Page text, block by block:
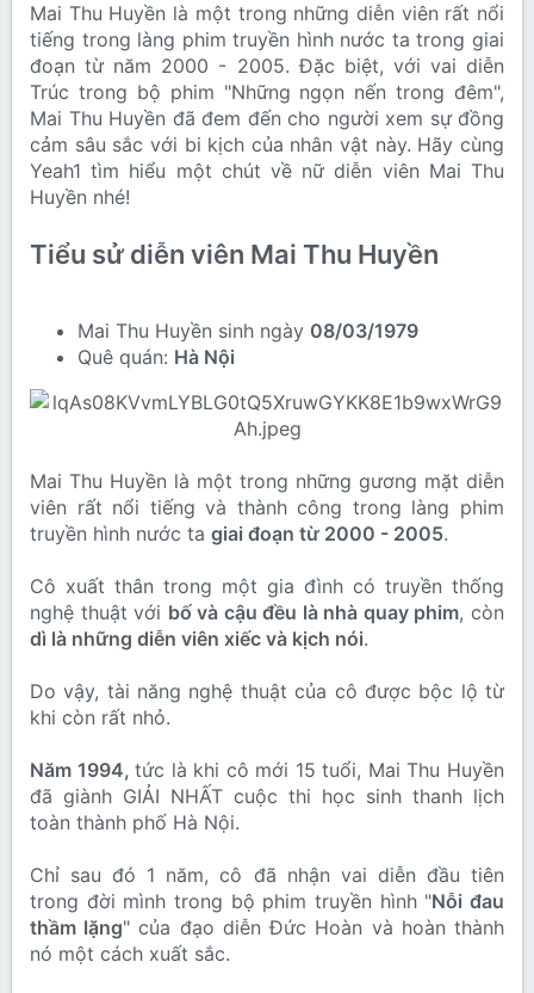
Mai Thu Huyền là một trong những diễn viên rất nổi
tiếng trong làng phim truyền hình nước ta trong giai
đoạn từ năm 2000 - 2005. Đặc biệt, với vai diễn
Trúc trong bộ phim "Những ngọn nến trong đêm",
Mai Thu Huyền đã đem đến cho người xem sự đồng
cảm sâu sắc với bi kịch của nhân vật này. Hãy cùng
Yeah1 tìm hiểu một chút về nữ diễn viên Mai Thu
Huyền nhé!
Tiểu sử diễn viên Mai Thu Huyền
Mai Thu Huyền sinh ngày 08/03/1979
Quê quán: Hà Nội
Mai Thu Huyền là một trong những gương mặt diễn
viên rất nổi tiếng và thành công trong làng phim
truyền hình nước ta giai đoạn từ 2000 - 2005.
Cô xuất thân trong một gia đình có truyền thống
nghệ thuật với bố và cậu đều là nhà quay phim, còn
dì là những diễn viên xiếc và kịch nói.
Do vậy, tài năng nghệ thuật của cô được bộc lộ từ
khi còn rất nhỏ.
Năm 1994,tức là khi cô mới 15 tuổi, Mai Thu Huyền
đã giành GIẢI NHẤT cuộc thi học sinh thanh lịch
toàn thành phố Hà Nội.
Chỉ sau đó 1 năm, cô đã nhận vai diễn đầu tiên
trong đời mình trong bộ phim truyền hình "Nỗi đau
thầm lặng" của đạo diễn Đức Hoàn và hoàn thành
nó một cách xuất sắc.